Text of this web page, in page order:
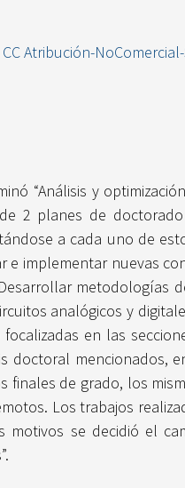
CC Atribución-
“Análisis y
2 planes de
a cada uno de
e implementar nuevas
metodologías
analógicos y
en las
doctoral mencionados,
finales de grado, los
Los trabajos
motivos se decidió el